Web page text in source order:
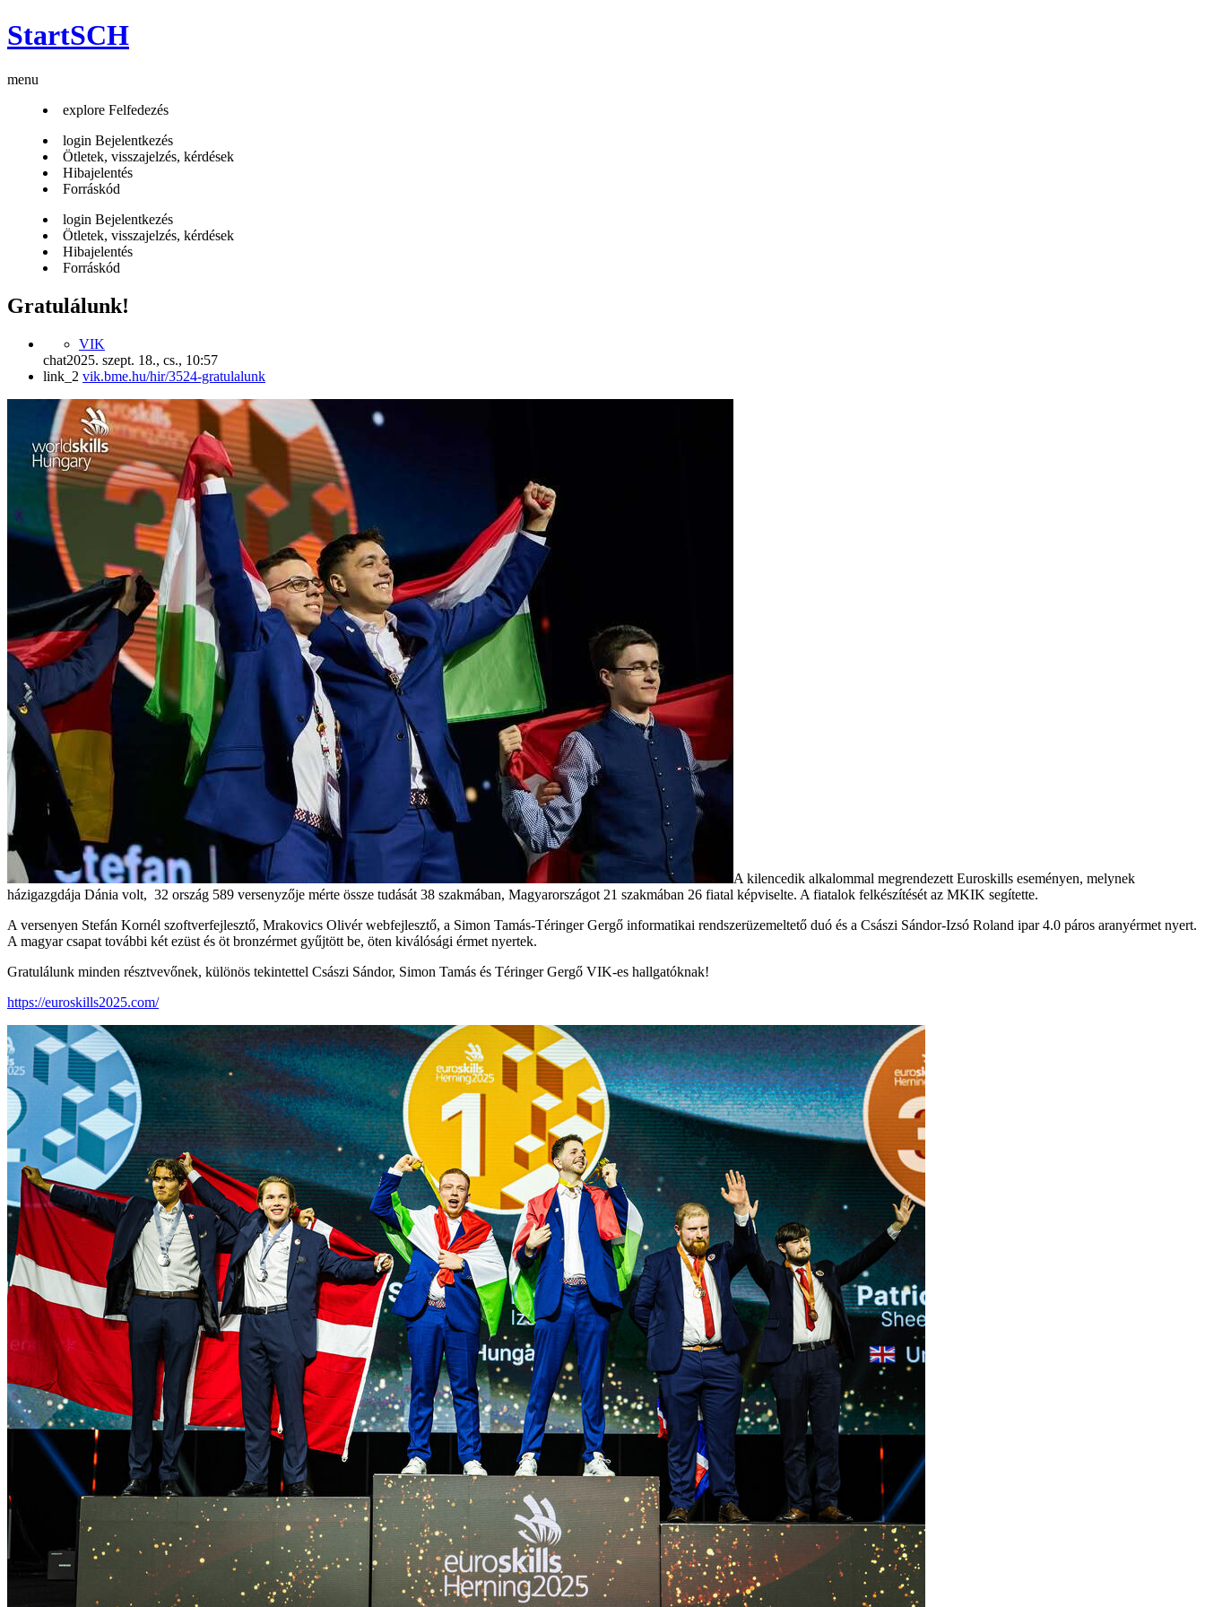
StartSCH
menu
explore Felfedezés
login Bejelentkezés
Ötletek, visszajelzés, kérdések
Hibajelentés
Forráskód
login Bejelentkezés
Ötletek, visszajelzés, kérdések
Hibajelentés
Forráskód
Gratulálunk!
VIK
chat2025. szept. 18., cs., 10:57
link_2 vik.bme.hu/hir/3524-gratulalunk
A kilencedik alkalommal megrendezett Euroskills eseményen, melynek
házigazgdája Dánia volt, 32 ország 589 versenyzője mérte össze tudását 38 szakmában, Magyarországot 21 szakmában 26 fiatal képviselte. A fiatalok felkészítését az MKIK segítette.
A versenyen Stefán Kornél szoftverfejlesztő, Mrakovics Olivér webfejlesztő, a Simon Tamás-Téringer Gergő informatikai rendszerüzemeltető duó és a Császi Sándor-Izsó Roland ipar 4.0 páros aranyérmet nyert.
A magyar csapat további két ezüst és öt bronzérmet gyűjtött be, öten kiválósági érmet nyertek.
Gratulálunk minden résztvevőnek, különös tekintettel Császi Sándor, Simon Tamás és Téringer Gergő VIK-es hallgatóknak!
https://euroskills2025.com/